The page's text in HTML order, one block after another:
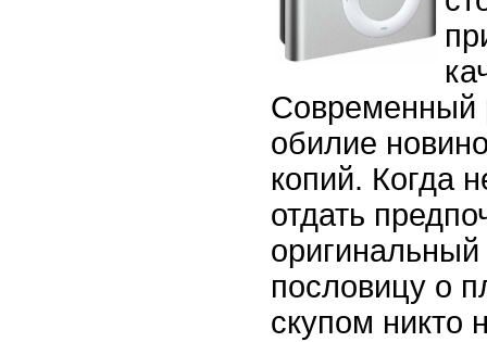
Современный
обилие
копий. Когда
отдать
оригинальный
пословицу о
скупом никто